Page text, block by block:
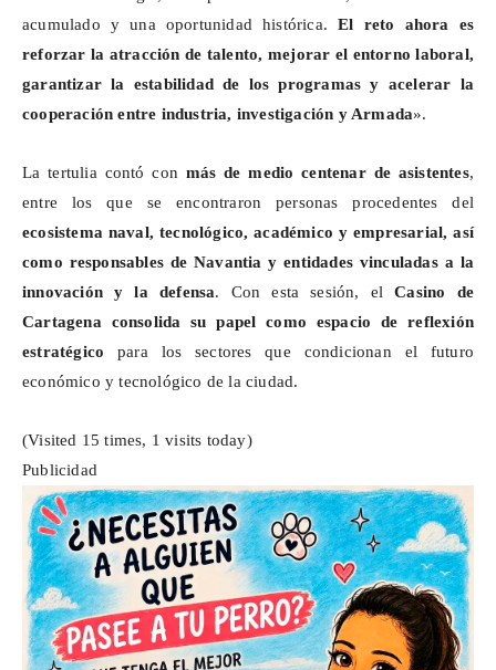
acumulado y una oportunidad histórica.El reto ahora es
reforzar la atracción de talento, mejorar el entorno laboral,
garantizar la estabilidad de los programas y acelerar la
cooperación entre industria, investigación y Armada».
La tertulia contó con más de medio centenar de asistentes,
entre los que se encontraron personas procedentes del
ecosistema naval, tecnológico, académico y empresarial, así
como responsables de Navantia y entidades vinculadas a la
innovación y la defensa. Con esta sesión, elCasino de
Cartagena consolida su papel como espacio de reflexión
estratégico para los sectores que condicionan el futuro
económico y tecnológico de la ciudad.
(Visited 15 times, 1 visits today)
Publicidad